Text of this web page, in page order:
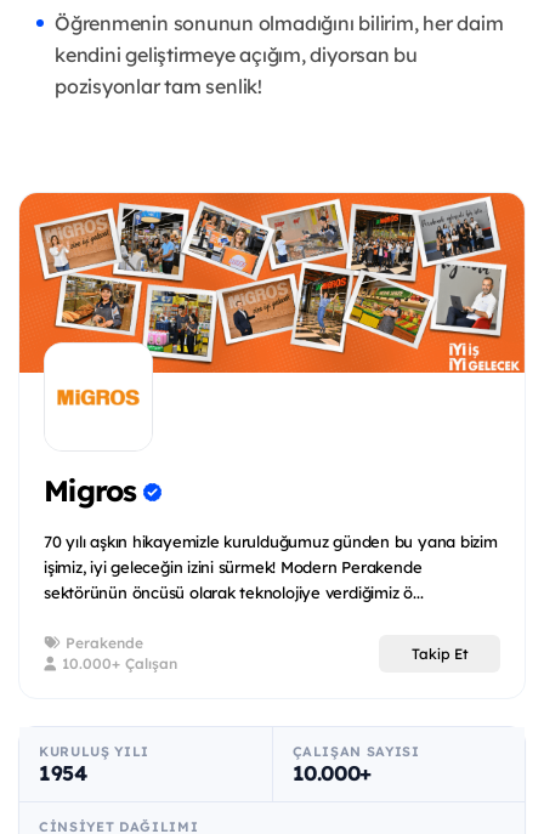
Öğrenmenin sonunun olmadığını bilirim, her daim
kendini geliştirmeye açığım, diyorsan bu
pozisyonlar tam senlik!
Migros
70 yılı aşkın hikayemizle kurulduğumuz günden bu yana bizim
işimiz, iyi geleceğin izini sürmek! Modern Perakende
sektörünün öncüsü olarak teknolojiye verdiğimiz ö...
Perakende
10.000+ Çalışan
Takip Et
KURULUŞ YILI
1954
ÇALIŞAN SAYISI
10.000+
CINSIYET DAĞILIMI